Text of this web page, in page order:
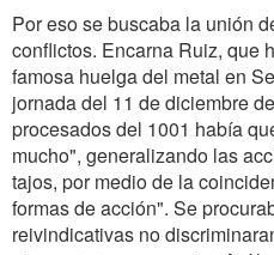
Por eso se buscaba la unión
conflictos. Encarna Ruiz, que
famosa huelga del metal en
jornada del 11 de diciembre
procesados del 1001 había
mucho", generalizando las
tajos, por medio de la
formas de acción". Se
reivindicativas no